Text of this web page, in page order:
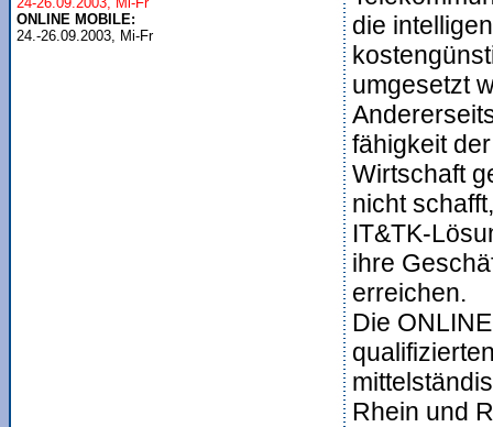
ONLINE MOBILE:
24.-26.09.2003, Mi-Fr
die
umgesetzt
fähigkeit
Wirtschaft
nicht
IT&TK-
ihre
erreichen.
Die
Rhein und